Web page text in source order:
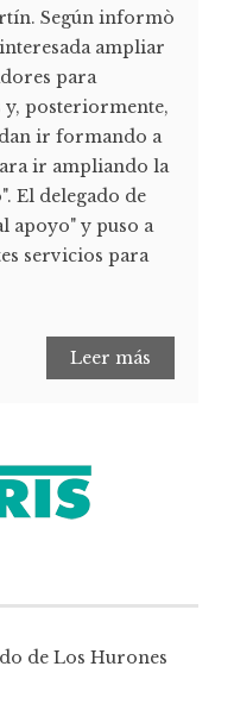
Según informò
interesada ampliar
para
y, posteriormente,
ir formando a
ir ampliando la
El delegado de
apoyo" y puso a
servicios para
Leer más
de Los Hurones